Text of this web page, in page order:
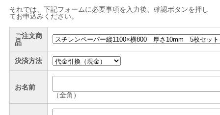
それでは、下記フォームに必要事項を入力後、確認ボタンを押し
てお申込みください。
ご注文商
品
決済方法
お名前
（全角）